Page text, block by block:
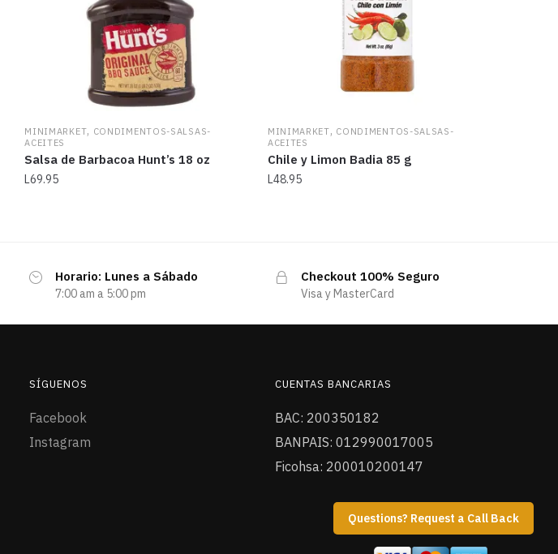
Questions? Request a Call Back
MINIMARKET, CONDIMENTOS-SALSAS-
ACEITES
Salsa de Barbacoa Hunt’s 18 oz
L69.95
MINIMARKET, CONDIMENTOS-SALSAS-
ACEITES
Chile y Limon Badia 85 g
L48.95
Horario: Lunes a Sábado
7:00 am a 5:00 pm
Checkout 100% Seguro
Visa y MasterCard
SÍGUENOS
Facebook
Instagram
CUENTAS BANCARIAS
BAC: 200350182
BANPAIS: 012990017005
Ficohsa: 200010200147